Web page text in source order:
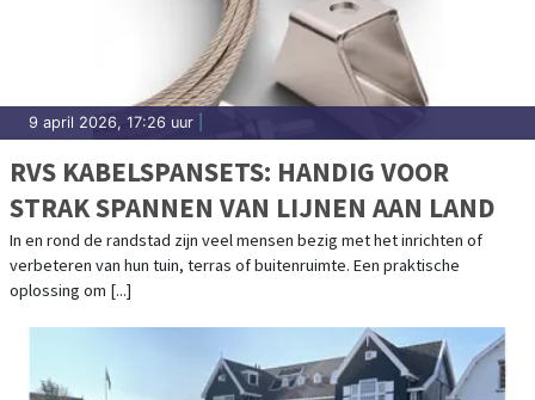
9 april 2026, 17:26 uur
RVS KABELSPANSETS: HANDIG VOOR
STRAK SPANNEN VAN LIJNEN AAN LAND
In en rond de randstad zijn veel mensen bezig met het inrichten of
verbeteren van hun tuin, terras of buitenruimte. Een praktische
oplossing om [...]